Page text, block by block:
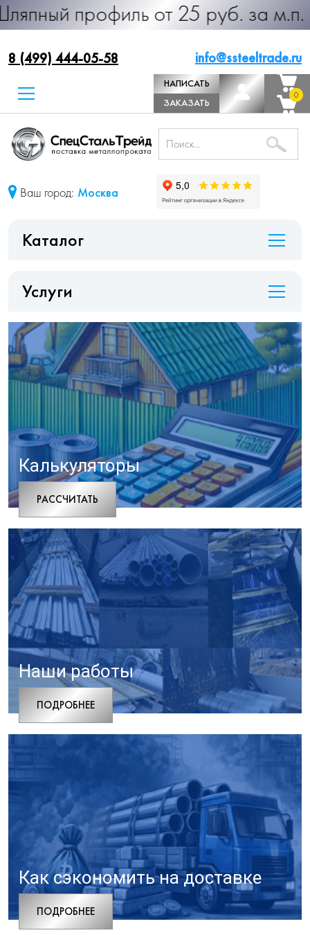
от 25 руб. за м.п.
8 (499) 444-05-58 info@ssteeltrade.ru
НАПИСАТЬ
ДИРЕКТОРУ
ЗАКАЗАТЬ
ЗВОНОК
0
0
Ваш город: Москва
Каталог
Услуги
Калькуляторы
РАCСЧИТАТЬ
Наши работы
ПОДРОБНЕЕ
Как сэкономить на доставке
ПОДРОБНЕЕ